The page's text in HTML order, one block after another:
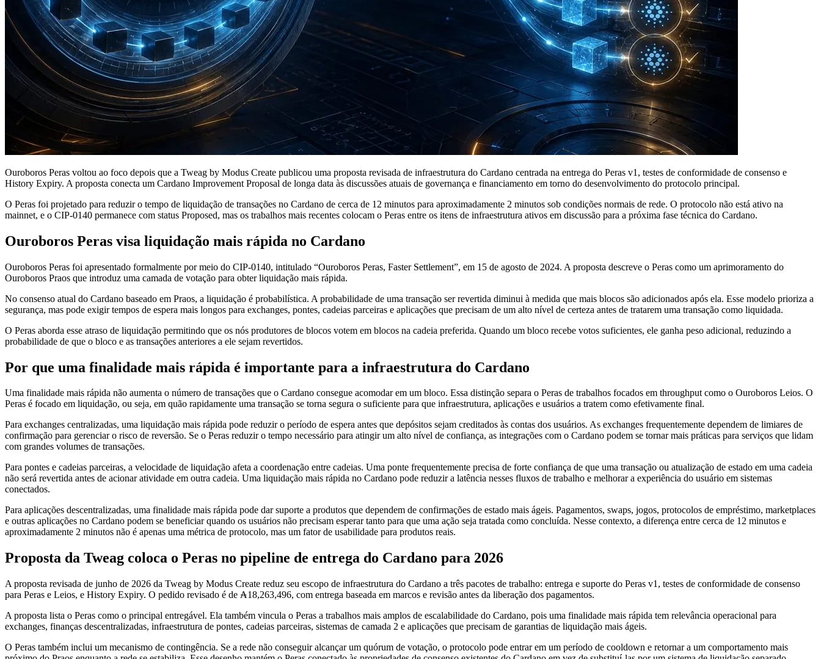
Ouroboros Peras voltou ao foco depois que a Tweag by Modus Create publicou uma proposta revisada de infraestrutura do Cardano centrada na entrega do Peras v1, testes de conformidade de consenso e
History Expiry. A proposta conecta um Cardano Improvement Proposal de longa data às discussões atuais de governança e financiamento em torno do desenvolvimento do protocolo principal.
O Peras foi projetado para reduzir o tempo de liquidação de transações no Cardano de cerca de 12 minutos para aproximadamente 2 minutos sob condições normais de rede. O protocolo não está ativo na
mainnet, e o CIP-0140 permanece com status Proposed, mas os trabalhos mais recentes colocam o Peras entre os itens de infraestrutura ativos em discussão para a próxima fase técnica do Cardano.
Ouroboros Peras visa liquidação mais rápida no Cardano
Ouroboros Peras foi apresentado formalmente por meio do CIP-0140, intitulado “Ouroboros Peras, Faster Settlement”, em 15 de agosto de 2024. A proposta descreve o Peras como um aprimoramento do
Ouroboros Praos que introduz uma camada de votação para obter liquidação mais rápida.
No consenso atual do Cardano baseado em Praos, a liquidação é probabilística. A probabilidade de uma transação ser revertida diminui à medida que mais blocos são adicionados após ela. Esse modelo prioriza a
segurança, mas pode exigir tempos de espera mais longos para exchanges, pontes, cadeias parceiras e aplicações que precisam de um alto nível de certeza antes de tratarem uma transação como liquidada.
O Peras aborda esse atraso de liquidação permitindo que os nós produtores de blocos votem em blocos na cadeia preferida. Quando um bloco recebe votos suficientes, ele ganha peso adicional, reduzindo a
probabilidade de que o bloco e as transações anteriores a ele sejam revertidos.
Por que uma finalidade mais rápida é importante para a infraestrutura do Cardano
Uma finalidade mais rápida não aumenta o número de transações que o Cardano consegue acomodar em um bloco. Essa distinção separa o Peras de trabalhos focados em throughput como o Ouroboros Leios. O
Peras é focado em liquidação, ou seja, em quão rapidamente uma transação se torna segura o suficiente para que infraestrutura, aplicações e usuários a tratem como efetivamente final.
Para exchanges centralizadas, uma liquidação mais rápida pode reduzir o período de espera antes que depósitos sejam creditados às contas dos usuários. As exchanges frequentemente dependem de limiares de
confirmação para gerenciar o risco de reversão. Se o Peras reduzir o tempo necessário para atingir um alto nível de confiança, as integrações com o Cardano podem se tornar mais práticas para serviços que lidam
com grandes volumes de transações.
Para pontes e cadeias parceiras, a velocidade de liquidação afeta a coordenação entre cadeias. Uma ponte frequentemente precisa de forte confiança de que uma transação ou atualização de estado em uma cadeia
não será revertida antes de acionar atividade em outra cadeia. Uma liquidação mais rápida no Cardano pode reduzir a latência nesses fluxos de trabalho e melhorar a experiência do usuário em sistemas
conectados.
Para aplicações descentralizadas, uma finalidade mais rápida pode dar suporte a produtos que dependem de confirmações de estado mais ágeis. Pagamentos, swaps, jogos, protocolos de empréstimo, marketplaces
e outras aplicações no Cardano podem se beneficiar quando os usuários não precisam esperar tanto para que uma ação seja tratada como concluída. Nesse contexto, a diferença entre cerca de 12 minutos e
aproximadamente 2 minutos não é apenas uma métrica de protocolo, mas um fator de usabilidade para produtos reais.
Proposta da Tweag coloca o Peras no pipeline de entrega do Cardano para 2026
A proposta revisada de junho de 2026 da Tweag by Modus Create reduz seu escopo de infraestrutura do Cardano a três pacotes de trabalho: entrega e suporte do Peras v1, testes de conformidade de consenso
para Peras e Leios, e History Expiry. O pedido revisado é de ₳18,263,496, com entrega baseada em marcos e revisão antes da liberação dos pagamentos.
A proposta lista o Peras como o principal entregável. Ela também vincula o Peras a trabalhos mais amplos de escalabilidade do Cardano, pois uma finalidade mais rápida tem relevância operacional para
exchanges, finanças descentralizadas, infraestrutura de pontes, cadeias parceiras, sistemas de camada 2 e aplicações que precisam de garantias de liquidação mais ágeis.
O Peras também inclui um mecanismo de contingência. Se a rede não conseguir alcançar um quórum de votação, o protocolo pode entrar em um período de cooldown e retornar a um comportamento mais